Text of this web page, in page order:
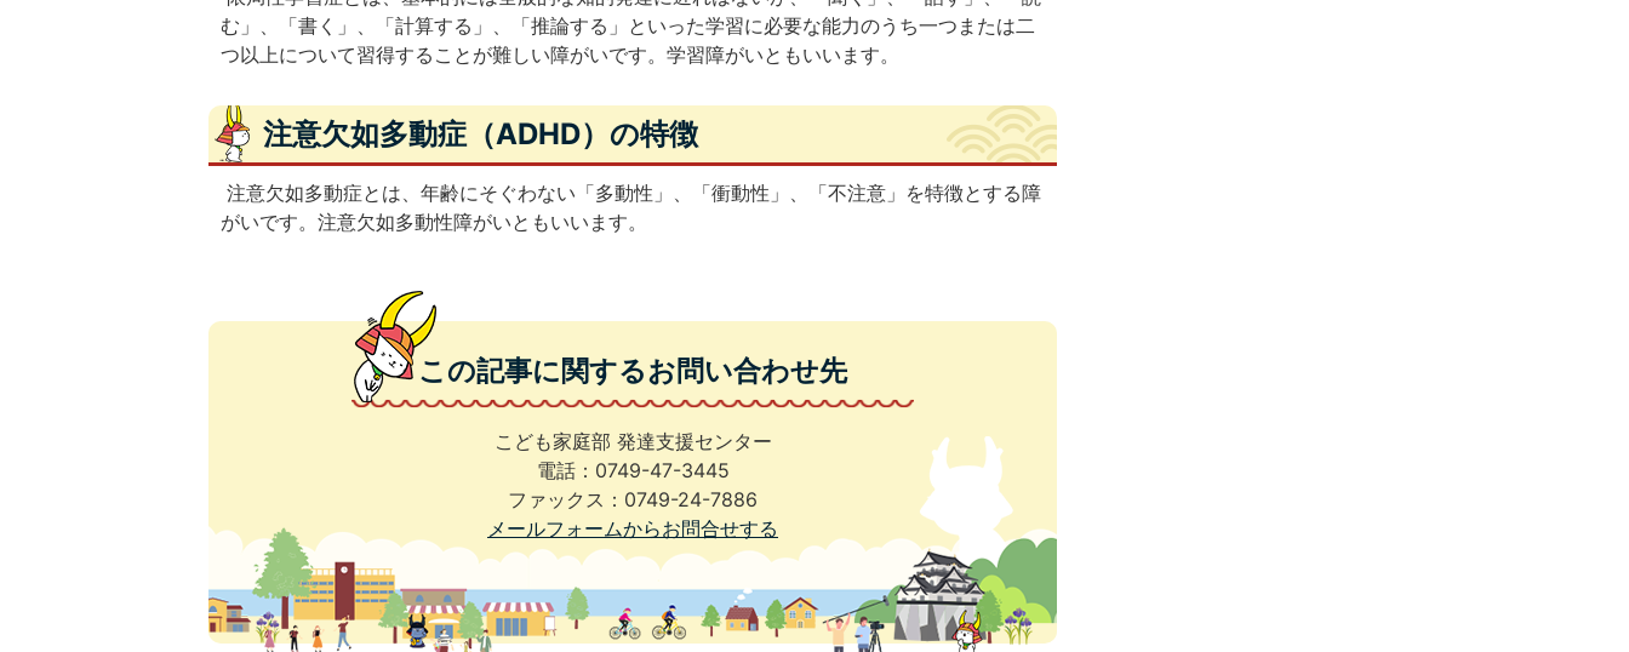
む」、「書く」、「計算する」、「推論する」といった学習に必要な能力のうち一つまたは二
つ以上について習得することが難しい障がいです。学習障がいともいいます。
注意欠如多動症（ADHD）の特徴
注意欠如多動症とは、年齢にそぐわない「多動性」、「衝動性」、「不注意」を特徴とする障
がいです。注意欠如多動性障がいともいいます。
この記事に関するお問い合わせ先
こども家庭部 発達支援センター
電話：0749-47-3445
ファックス：0749-24-7886
メールフォームからお問合せする